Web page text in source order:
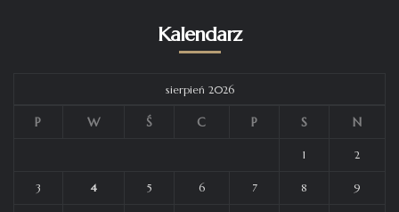
Kalendarz
sierpień 2026
P W Ś C P S N
1 2
3 4 5 6 7 8 9